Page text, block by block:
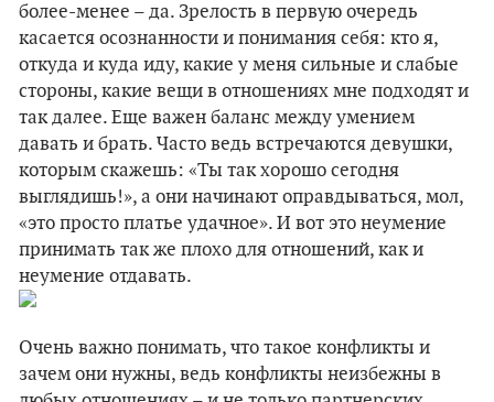
более-менее – да. Зрелость в первую очередь
касается осознанности и понимания себя: кто я,
откуда и куда иду, какие у меня сильные и слабые
стороны, какие вещи в отношениях мне подходят и
так далее. Еще важен баланс между умением
давать и брать. Часто ведь встречаются девушки,
которым скажешь: «Ты так хорошо сегодня
выглядишь!», а они начинают оправдываться, мол,
«это просто платье удачное». И вот это неумение
принимать так же плохо для отношений, как и
неумение отдавать.
Очень важно понимать, что такое конфликты и
зачем они нужны, ведь конфликты неизбежны в